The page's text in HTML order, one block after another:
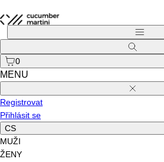
na
0
MENU
Zavřít
Registrovat
Přihlásit se
CS
MUŽI
ŽENY